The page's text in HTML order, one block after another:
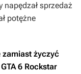
napędzał sprzedaż
potężne
zamiast życzyć
GTA 6 Rockstar